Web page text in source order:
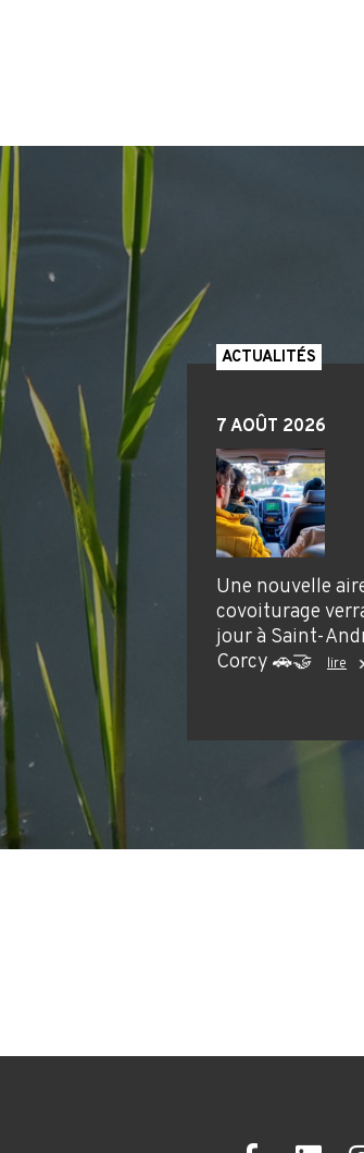
ACTUALITÉS
7 AOÛT 2026
Une nouvelle
covoiturage
jour à Saint-
Corcy 🚗🤝
lire